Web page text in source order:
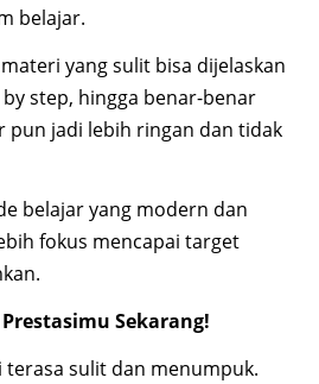
belajar.
yang sulit bisa dijelaskan
step, hingga benar-benar
pun jadi lebih ringan dan tidak
belajar yang modern dan
fokus mencapai target
Sekarang!
terasa sulit dan menumpuk.